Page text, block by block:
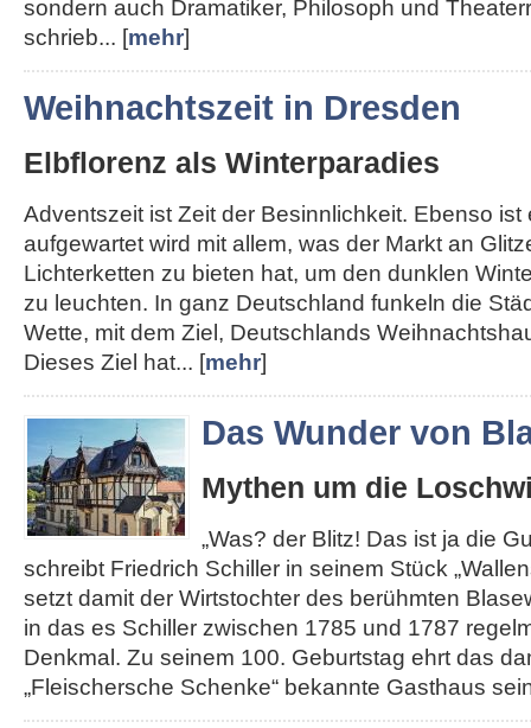
sondern auch Dramatiker, Philosoph und
schrieb... [mehr]
Weihnachtszeit in Dresden
Elbflorenz als Winterparadies
Adventszeit ist Zeit der Besinnlichkeit. Ebenso ist
aufgewartet wird mit allem, was der Markt an
Lichterketten zu bieten hat, um den dunklen
zu leuchten. In ganz Deutschland funkeln die
Wette, mit dem Ziel, Deutschlands
Dieses Ziel hat... [mehr]
Das Wunder von
Mythen um die
„Was? der Blitz! Das ist ja die
schreibt Friedrich Schiller in seinem Stück
setzt damit der Wirtstochter des berühmten
in das es Schiller zwischen 1785 und 1787
Denkmal. Zu seinem 100. Geburtstag ehrt das
„Fleischersche Schenke“ bekannte Gasthaus